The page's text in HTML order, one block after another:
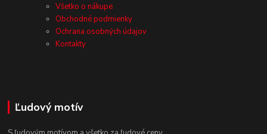
Všetko o nákupe
Obchodné podmienky
Ochrana osobných údajov
Kontakty
Ľudový motív